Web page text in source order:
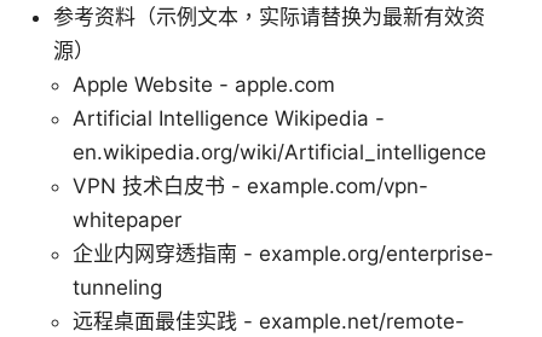
参考资料（示例文本，实际请替换为最新有效资
源）
Apple Website - apple.com
Artificial Intelligence Wikipedia -
en.wikipedia.org/wiki/Artificial_intelligence
VPN 技术白皮书 - example.com/vpn-
whitepaper
企业内网穿透指南 - example.org/enterprise-
tunneling
远程桌面最佳实践 - example.net/remote-